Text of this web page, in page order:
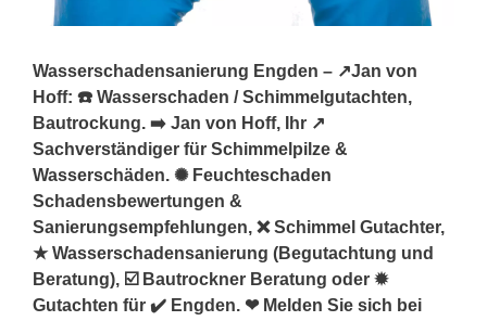
Wasserschadensanierung Engden – ↗️Jan von
Hoff: ☎️ Wasserschaden / Schimmelgutachten,
Bautrockung. ➡️ Jan von Hoff, Ihr ↗️
Sachverständiger für Schimmelpilze &
Wasserschäden. ✺ Feuchteschaden
Schadensbewertungen &
Sanierungsempfehlungen, ❌ Schimmel Gutachter,
★ Wasserschadensanierung (Begutachtung und
Beratung), ☑️ Bautrockner Beratung oder ✹
Gutachten für ✔️ Engden. ❤ Melden Sie sich bei